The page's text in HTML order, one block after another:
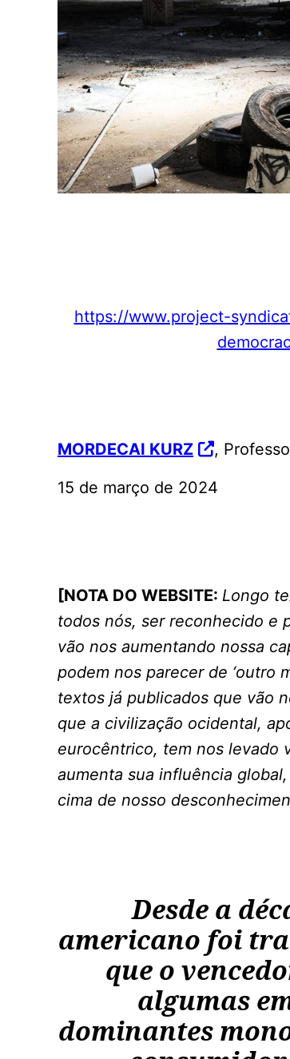
https://www.project-
MORDECAI KURZ
,
15 de março de 2024
[NOTA DO WEBSITE: Longo
todos nós, ser reconhecido e
vão nos aumentando nossa
podem nos parecer de ‘outro
textos já publicados que vão
que a civilização ocidental,
eurocêntrico, tem nos levado
aumenta sua influência
cima de nosso
Desde a
americano foi
que o
algumas
dominantes